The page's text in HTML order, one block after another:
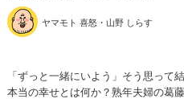
ヤマモト 喜怒 ・ 山野 しらす
「ずっと一緒にいよう」そう思っ
本当の幸せとは何か？熟年夫婦の葛